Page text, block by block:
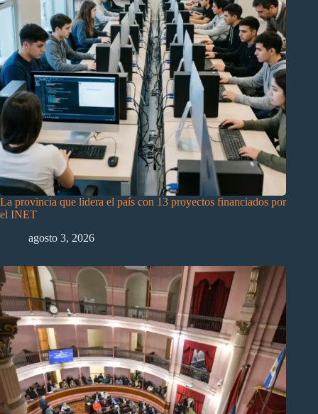
La provincia que lidera el país con 13 proyectos financiados por
el INET
agosto 3, 2026